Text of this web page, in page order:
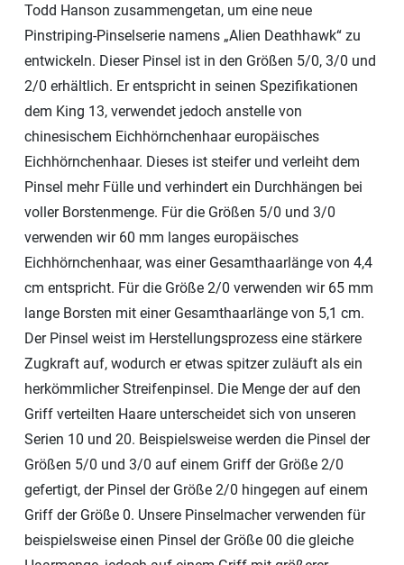
Todd Hanson zusammengetan, um eine neue
Pinstriping-Pinselserie namens „Alien Deathhawk“ zu
entwickeln. Dieser Pinsel ist in den Größen 5/0, 3/0 und
2/0 erhältlich. Er entspricht in seinen Spezifikationen
dem King 13, verwendet jedoch anstelle von
chinesischem Eichhörnchenhaar europäisches
Eichhörnchenhaar. Dieses ist steifer und verleiht dem
Pinsel mehr Fülle und verhindert ein Durchhängen bei
voller Borstenmenge. Für die Größen 5/0 und 3/0
verwenden wir 60 mm langes europäisches
Eichhörnchenhaar, was einer Gesamthaarlänge von 4,4
cm entspricht. Für die Größe 2/0 verwenden wir 65 mm
lange Borsten mit einer Gesamthaarlänge von 5,1 cm.
Der Pinsel weist im Herstellungsprozess eine stärkere
Zugkraft auf, wodurch er etwas spitzer zuläuft als ein
herkömmlicher Streifenpinsel. Die Menge der auf den
Griff verteilten Haare unterscheidet sich von unseren
Serien 10 und 20. Beispielsweise werden die Pinsel der
Größen 5/0 und 3/0 auf einem Griff der Größe 2/0
gefertigt, der Pinsel der Größe 2/0 hingegen auf einem
Griff der Größe 0. Unsere Pinselmacher verwenden für
beispielsweise einen Pinsel der Größe 00 die gleiche